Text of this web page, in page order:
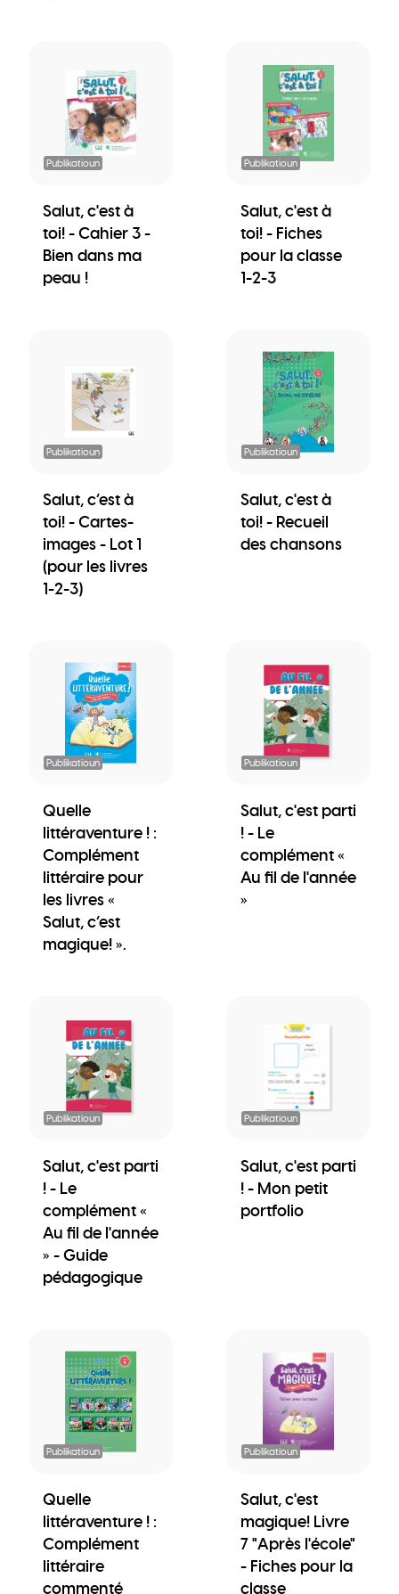
Publikatioun
Salut, c'est à
toi! - Cahier 3 -
Bien dans ma
peau !
Publikatioun
Salut, c'est à
toi! - Fiches
pour la classe
1-2-3
Publikatioun
Salut, c’est à
toi! - Cartes-
images - Lot 1
(pour les livres
1-2-3)
Publikatioun
Salut, c'est à
toi! - Recueil
des chansons
Publikatioun
Quelle
littéraventure ! :
Complément
littéraire pour
les livres «
Salut, c’est
magique! ».
Publikatioun
Salut, c'est parti
! - Le
complément «
Au fil de l'année
»
Publikatioun
Salut, c'est parti
! - Le
complément «
Au fil de l'année
» - Guide
pédagogique
Publikatioun
Salut, c'est parti
! - Mon petit
portfolio
Publikatioun
Quelle
littéraventure ! :
Complément
littéraire
commenté
Publikatioun
Salut, c'est
magique! Livre
7 "Après l'école"
- Fiches pour la
classe